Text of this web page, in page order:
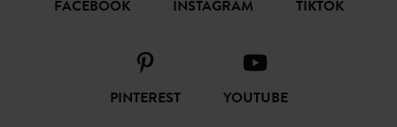
ŚLEDŹ NAS